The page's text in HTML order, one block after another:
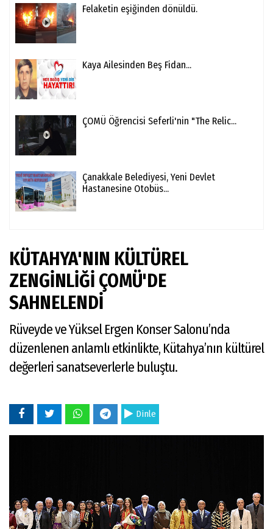
Felaketin eşiğinden dönüldü.
Kaya Ailesinden Beş Fidan...
ÇOMÜ Öğrencisi Seferli'nin "The Relic...
Çanakkale Belediyesi, Yeni Devlet
Hastanesine Otobüs...
KÜTAHYA'NIN KÜLTÜREL
ZENGİNLİĞİ ÇOMÜ'DE
SAHNELENDİ
Rüveyde ve Yüksel Ergen Konser Salonu’nda
düzenlenen anlamlı etkinlikte, Kütahya’nın kültürel
değerleri sanatseverlerle buluştu.
Dinle